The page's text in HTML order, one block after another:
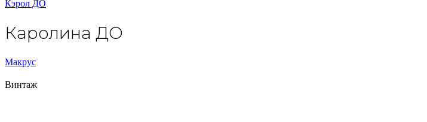
Кэрол ДО
Каролина ДО
Макрус
Винтаж